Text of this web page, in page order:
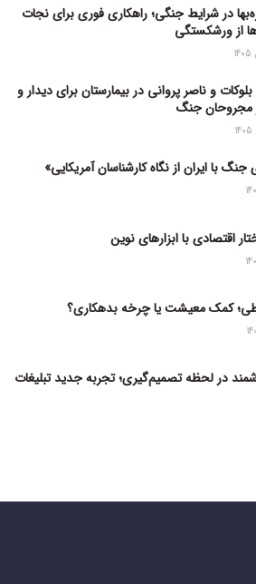
در شرایط جنگی؛ راهکاری فوری برای نجات
از ورشکستگی
و ناصر پروانی در بیمارستان برای دیدار و
مجروحان جنگ
با ایران از نگاه کارشناسان آمریکایی»
اقتصادی با ابزارهای نوین
کمک معیشت یا چرخه بدهکاری؟
در لحظه تصمیم‌گیری؛ تجربه جدید تبلیغات